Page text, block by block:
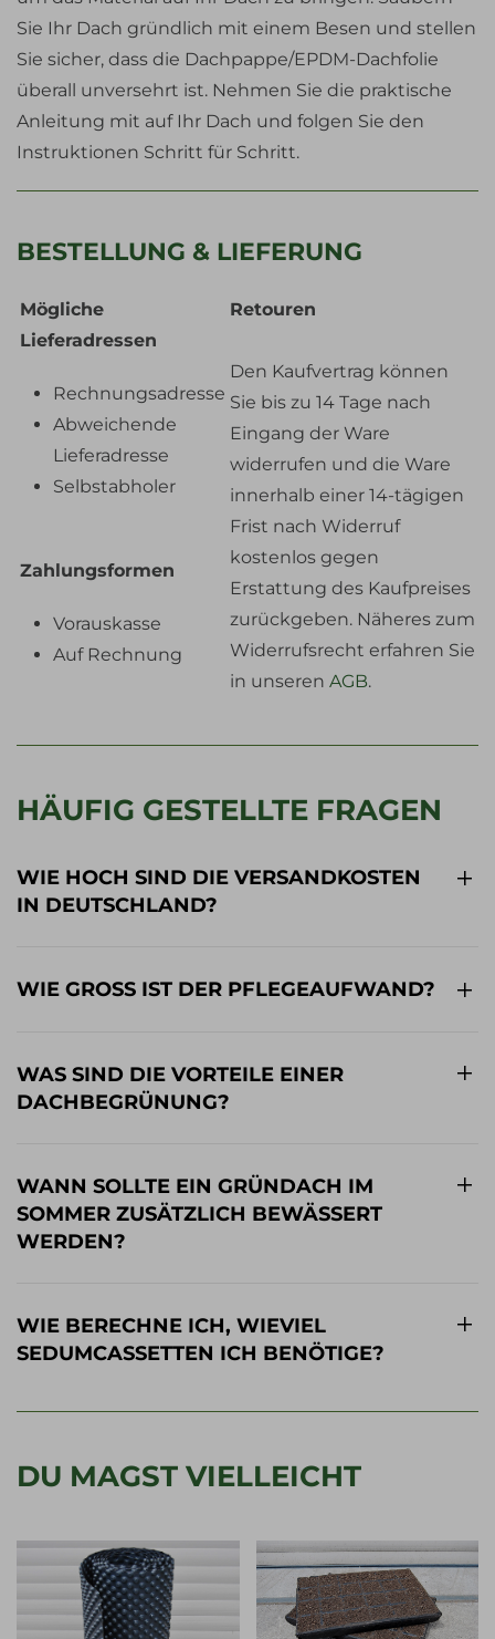
Sie Ihr Dach gründlich mit einem Besen und stellen
Sie sicher, dass die Dachpappe/EPDM-Dachfolie
überall unversehrt ist. Nehmen Sie die praktische
Anleitung mit auf Ihr Dach und folgen Sie den
Instruktionen Schritt für Schritt.
BESTELLUNG & LIEFERUNG
Mögliche
Lieferadressen
Rechnungsadresse
Abweichende
Lieferadresse
Selbstabholer
Zahlungsformen
Vorauskasse
Auf Rechnung
Retouren
Den Kaufvertrag können
Sie bis zu 14 Tage nach
Eingang der Ware
widerrufen und die Ware
innerhalb einer 14-tägigen
Frist nach Widerruf
kostenlos gegen
Erstattung des Kaufpreises
zurückgeben. Näheres zum
Widerrufsrecht erfahren Sie
in unseren AGB.
HÄUFIG GESTELLTE FRAGEN
WIE HOCH SIND DIE VERSANDKOSTEN
IN DEUTSCHLAND?
WIE GROSS IST DER PFLEGEAUFWAND?
WAS SIND DIE VORTEILE EINER
DACHBEGRÜNUNG?
WANN SOLLTE EIN GRÜNDACH IM
SOMMER ZUSÄTZLICH BEWÄSSERT
WERDEN?
WIE BERECHNE ICH, WIEVIEL
SEDUMCASSETTEN ICH BENÖTIGE?
DU MAGST VIELLEICHT